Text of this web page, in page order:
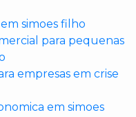
simoes filho
para pequenas
empresas em crise
em simoes